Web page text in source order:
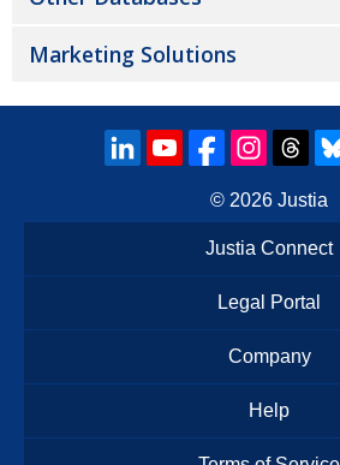
Marketing Solutions
© 2026 Justia
Justia Connect
Legal Portal
Company
Help